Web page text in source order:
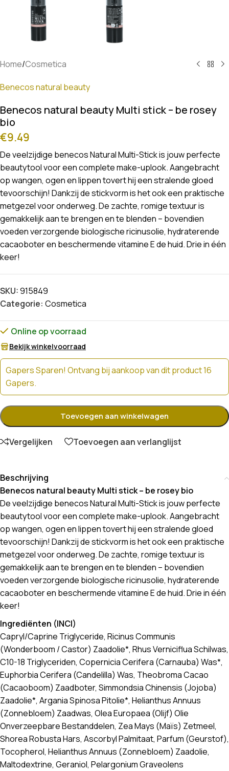
Home/Cosmetica
Benecos natural beauty
Benecos natural beauty Multi stick – be rosey
bio
€9.49
De veelzijdige benecos Natural Multi-Stick is jouw perfecte
beautytool voor een complete make-uplook. Aangebracht
op wangen, ogen en lippen tovert hij een stralende gloed
tevoorschijn! Dankzij de stickvorm is het ook een praktische
metgezel voor onderweg. De zachte, romige textuur is
gemakkelijk aan te brengen en te blenden – bovendien
voeden verzorgende biologische ricinusolie, hydraterende
cacaoboter en beschermende vitamine E de huid. Drie in één
keer!
SKU:915849
Categorie: Cosmetica
Online op voorraad
Bekijk winkelvoorraad
Gapers Sparen! Ontvang bij aankoop van dit product 16
Gapers.
Toevoegen aan winkelwagen
Vergelijken Toevoegen aan verlanglijst
Beschrijving
Benecos natural beauty Multi stick – be rosey bio
De veelzijdige benecos Natural Multi-Stick is jouw perfecte
beautytool voor een complete make-uplook. Aangebracht
op wangen, ogen en lippen tovert hij een stralende gloed
tevoorschijn! Dankzij de stickvorm is het ook een praktische
metgezel voor onderweg. De zachte, romige textuur is
gemakkelijk aan te brengen en te blenden – bovendien
voeden verzorgende biologische ricinusolie, hydraterende
cacaoboter en beschermende vitamine E de huid. Drie in één
keer!
Ingrediënten (INCI)
Capryl/Caprine Triglyceride, Ricinus Communis
(Wonderboom / Castor) Zaadolie*, Rhus Verniciflua Schilwas,
C10-18 Triglyceriden, Copernicia Cerifera (Carnauba) Was*,
Euphorbia Cerifera (Candelilla) Was, Theobroma Cacao
(Cacaoboom) Zaadboter, Simmondsia Chinensis (Jojoba)
Zaadolie*, Argania Spinosa Pitolie*, Helianthus Annuus
(Zonnebloem) Zaadwas, Olea Europaea (Olijf) Olie
Onverzeepbare Bestanddelen, Zea Mays (Maïs) Zetmeel,
Shorea Robusta Hars, Ascorbyl Palmitaat, Parfum (Geurstof),
Tocopherol, Helianthus Annuus (Zonnebloem) Zaadolie,
Maltodextrine, Geraniol, Pelargonium Graveolens